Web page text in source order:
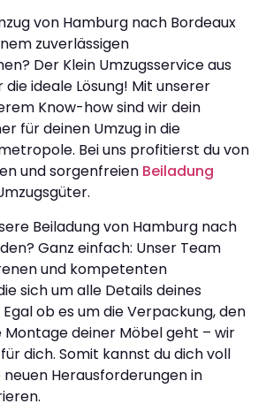
von Hamburg nach Bordeaux
zuverlässigen
Der Klein Umzugsservice aus
ideale Lösung! Mit unserer
Know-how sind wir dein
für deinen Umzug in die
Bei uns profitierst du von
und sorgenfreien Beiladung
Beiladung von Hamburg nach
Ganz einfach: Unser Team
und kompetenten
sich um alle Details deines
ob es um die Verpackung, den
deiner Möbel geht – wir
dich. Somit kannst du dich voll
Herausforderungen in